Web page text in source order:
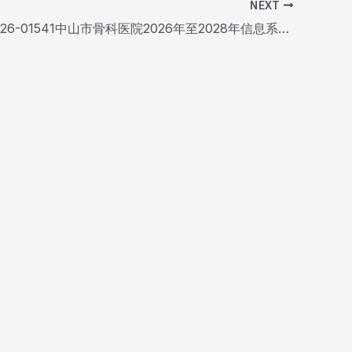
NEXT
442000-2026-01541中山市骨科医院2026年至2028年信息系统维保及新增接口服务采购项目中标公告